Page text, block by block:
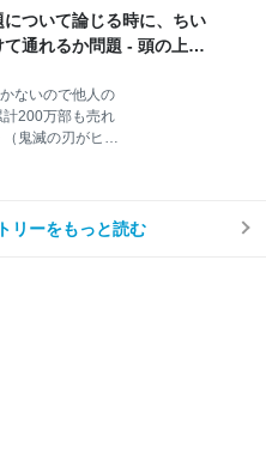
てくださいね。 ▼
ちら しっとり
ア フット マス
ト用のマスクは
みたのですが、
とりしていて最
ス）が配合され
について論じる時に、ちい
通れるか問題 - 頭の上に
ないので他人の
200万部も売れ
鬼滅の刃がヒッ
う感じの方のよ
合うんだろう
て（実写の方だ
リーをもっと読む